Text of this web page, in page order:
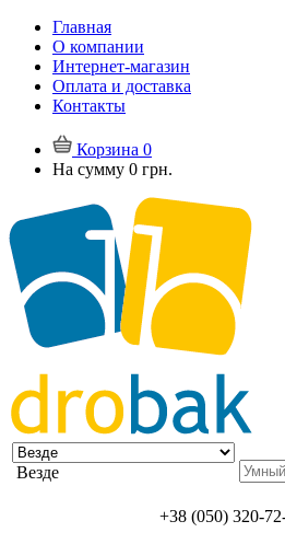
Главная
О компании
Интернет-магазин
Оплата и доставка
Контакты
Корзина 0
На сумму 0 грн.
Везде
+38 (050) 320-